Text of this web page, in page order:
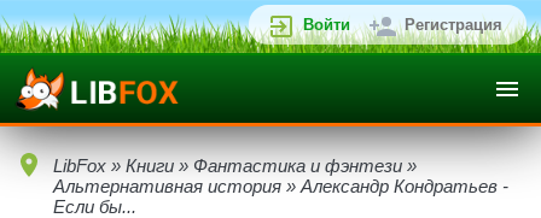
Войти Регистрация
LibFox » Книги » Фантастика и фэнтези »
Альтернативная история » Александр Кондратьев -
Если бы...